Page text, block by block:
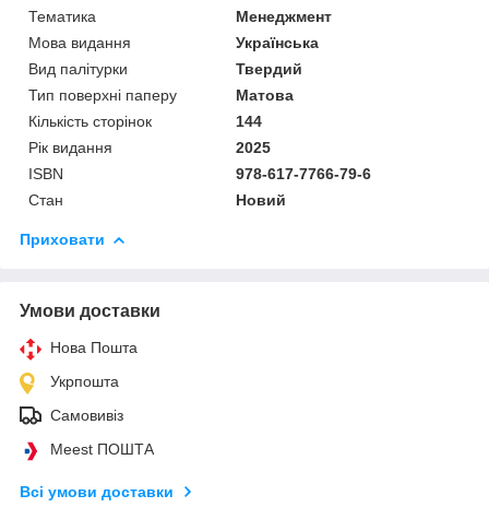
Тематика
Менеджмент
Мова видання
Українська
Вид палітурки
Твердий
Тип поверхні паперу
Матова
Кількість сторінок
144
Рік видання
2025
ISBN
978-617-7766-79-6
Стан
Новий
Приховати
Умови доставки
Нова Пошта
Укрпошта
Самовивіз
Meest ПОШТА
Всі умови доставки